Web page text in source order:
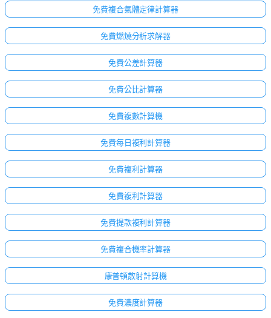
免費複合氣體定律計算器
免費燃燒分析求解器
免費公差計算器
免費公比計算器
免費複數計算機
免費每日複利計算器
免費複利計算器
免費複利計算器
免費提款複利計算器
免費複合機率計算器
康普頓散射計算機
免費濃度計算器